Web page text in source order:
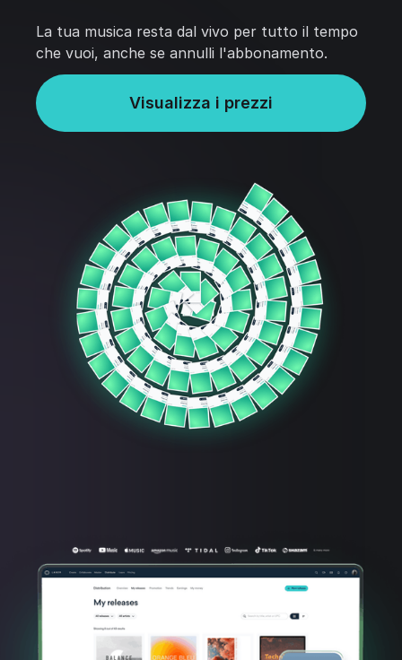
La tua musica resta dal vivo per tutto il tempo
che vuoi, anche se annulli l'abbonamento.
Visualizza i prezzi